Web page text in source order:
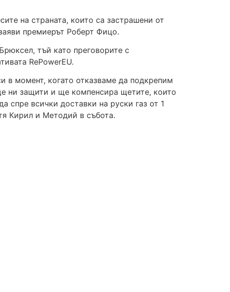
на страната, които са застрашени от
премиерът Роберт Фицо.
тъй като преговорите с
RePowerEU.
в момент, когато отказваме да подкрепим
ни защити и ще компенсира щетите, които
спре всички доставки на руски газ от 1
Кирил и Методий в събота.